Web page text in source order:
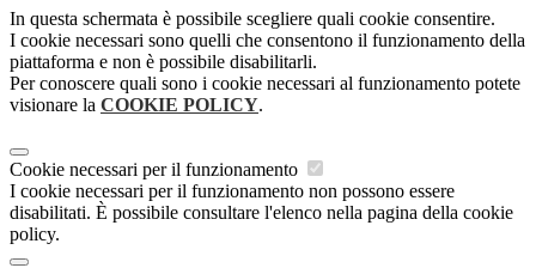
In questa schermata è possibile scegliere quali cookie consentire.
I cookie necessari sono quelli che consentono il funzionamento della
piattaforma e non è possibile disabilitarli.
Per conoscere quali sono i cookie necessari al funzionamento potete
visionare la COOKIE POLICY.
Cookie necessari per il funzionamento
I cookie necessari per il funzionamento non possono essere
disabilitati. È possibile consultare l'elenco nella pagina della cookie
policy.